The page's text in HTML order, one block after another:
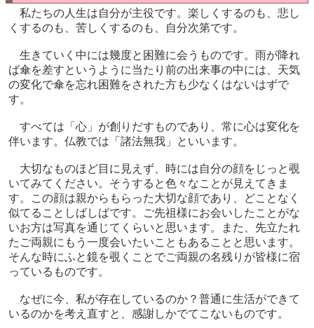
私たちの人生は自分が主役です。楽しくするのも、悲し
くするのも、苦しくするのも、自分次第です。
生きていく中には幾度と困難に会うものです。雨が降れ
ば傘を差すというように当たり前の出来事の中には、天気
の変化で傘を忘れ困難をされた方も少なくはないはずで
す。
すべては「心」が創りだすものであり、常に心は変化を
伴います。仏教では「諸法無我」といいます。
大切なものほど目に見えず、時には自分の顔をじっと覗
いてみてください。そうすると色々なことが見えてきま
す。この顔は親からもらった大切な顔であり、どことなく
似てることしばしばです。ご先祖様にお会いしたことがな
いお方は写真を通じてくらいと思います。また、先立たれ
たご両親にもう一度会いたいこともあることと思います。
そんな時にふと鏡を覗くことでご両親の名残りが皆様に宿
っているものです。
なぜに今、私が存在しているのか？普通に生活ができて
いるのかを考え直すと、感謝しかでてこないものです。